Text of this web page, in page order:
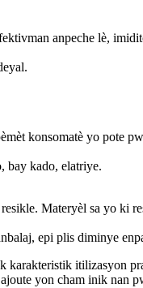
anpeche lè,
konsomatè yo pote
bay kado, elatriye.
Materyèl sa yo ki
epi plis diminye
karakteristik itilizasyon
yon cham inik nan